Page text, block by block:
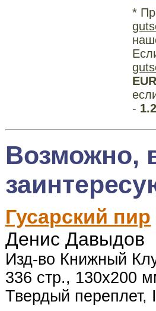
*
EUR
-
Возможно,
Гусарский пир
Денис Давыдов
Изд-во Книжный
336 стр., 130х200
Твердый переплет,